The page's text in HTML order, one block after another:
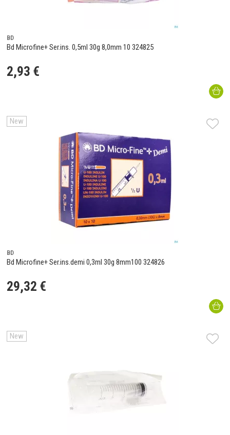
BD
Bd Microfine+ Ser.ins. 0,5ml 30g 8,0mm 10 324825
2,93 €
New
BD
Bd Microfine+ Ser.ins.demi 0,3ml 30g 8mm100 324826
29,32 €
New